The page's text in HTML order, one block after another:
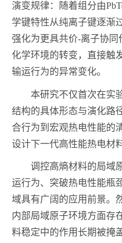
演变规律：随着组分由
学键特性从纯离子键逐渐
强化为更具共价‑离子协
化学环境的转变，直接触
输运行为的异常变化。
本研究不仅首次在实
结构的具体形态与演化路
合行为到宏观热电性能的
设计下一代高性能热电材
调控高熵材料的局域
运行为、突破热电性能瓶
域具有广阔的应用前景。
内部局域原子环境方面存
料稳定中的作用长期被掩